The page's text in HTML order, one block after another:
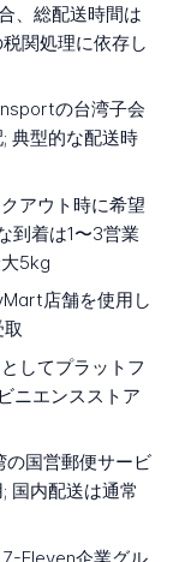
、総配送時間は
関処理に依存し
の台湾子会
典型的な配送時
アウト時に希望
到着は1〜3営業
5kg
店舗を使用し
してプラットフ
ニエンスストア
の国営郵便サービ
国内配送は通常